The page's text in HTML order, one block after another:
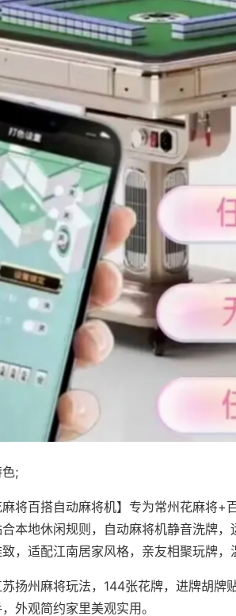
;
麻将百搭自动麻将机】专为常州花麻将+
本地休闲规则，自动麻将机静音洗牌
，适配江南居家风格，亲友相聚玩牌，
扬州麻将玩法，144张花牌，进牌胡牌
外观简约家里美观实用。